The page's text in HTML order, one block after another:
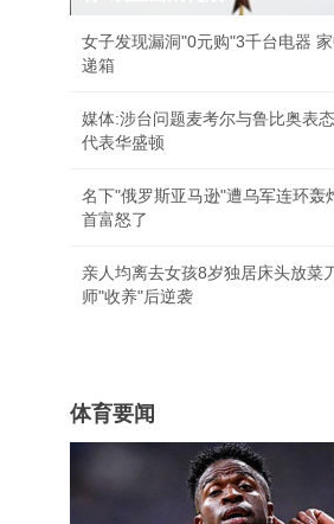
女子发现漏洞"0元购"3千台电器
递箱
媒体:涉台问题麦考尔与鲁比奥表
代表华盛顿
名下"俄罗斯亚马逊"遭乌军连环轰
首富怒了
亲人均离去女孩8岁独居床头放菜
师"收养"后逆袭
体育要闻